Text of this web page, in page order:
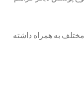
به همراه داشته